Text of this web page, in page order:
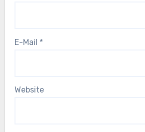
E-Mail *
Website